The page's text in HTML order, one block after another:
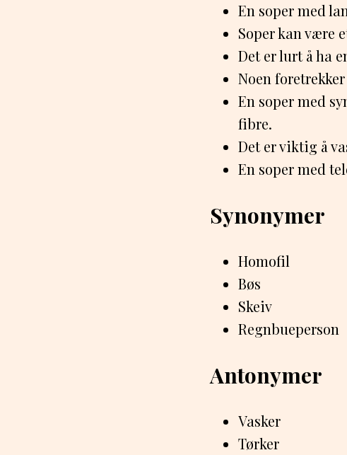
En soper med
Soper kan være
Det er lurt å ha
Noen
En soper med
fibre.
Det er viktig å
En soper med
Synonymer
Homofil
Bøs
Skeiv
Regnbueperson
Antonymer
Vasker
Tørker